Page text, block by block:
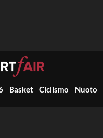
Basket Ciclismo Nuoto